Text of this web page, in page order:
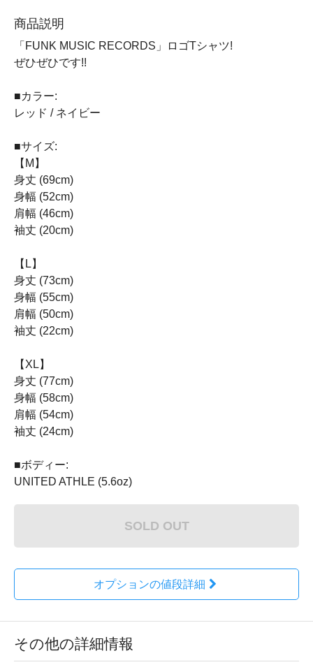
商品説明
「FUNK MUSIC RECORDS」ロゴTシャツ!
ぜひぜひです!!
■カラー:
レッド / ネイビー
■サイズ:
【M】
身丈 (69cm)
身幅 (52cm)
肩幅 (46cm)
袖丈 (20cm)
【L】
身丈 (73cm)
身幅 (55cm)
肩幅 (50cm)
袖丈 (22cm)
【XL】
身丈 (77cm)
身幅 (58cm)
肩幅 (54cm)
袖丈 (24cm)
■ボディー:
UNITED ATHLE (5.6oz)
SOLD OUT
オプションの値段詳細
その他の詳細情報